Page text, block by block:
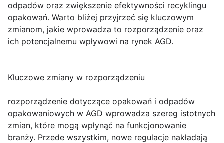
odpadów oraz zwiększenie efektywności recyklingu
opakowań. Warto bliżej przyjrzeć się kluczowym
zmianom, jakie wprowadza to rozporządzenie oraz
ich potencjalnemu wpływowi na rynek AGD.
Kluczowe zmiany w rozporządzeniu
rozporządzenie dotyczące opakowań i odpadów
opakowaniowych w AGD wprowadza szereg istotnych
zmian, które mogą wpłynąć na funkcjonowanie
branży. Przede wszystkim, nowe regulacje nakładają